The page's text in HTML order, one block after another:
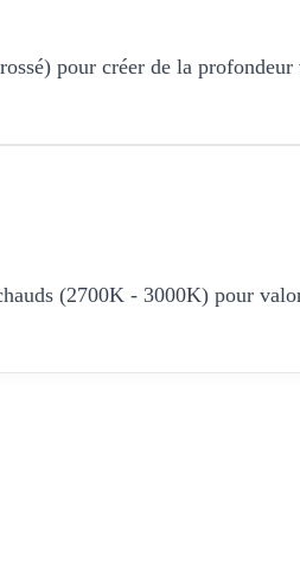
pour créer de la
(2700K - 3000K) pour